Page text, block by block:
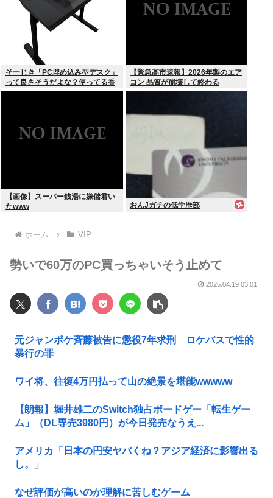
そーじき「PC埋め込み型デスク」
って良さそうだよな？使ってる香
具師いるか？
【緊急高市速報】2026年製のエア
コン 品質が崩壊して終わる
【画像】スーパー銭湯に嫌儲君い
たwww
おんJガチの低学歴部
ホーム VIP
勢いで60万のPC買っちゃいそう止めて
2025.04.19 03:01
元ジャンポケ斉藤被告に懲役7年求刑 ロケバスで性的
暴行の罪
ワイ将、往復4万円払って山の絶景を堪能wwwww
【朗報】堀井雄二のSwitch独占ボードゲー「転生ゲー
ム」（DL専売3980円）が今日発売なうえ...
アメリカ「日本の円安ヤバくね？アジア経済に影響出る
し。」
なぜ評価が高いのか理解に苦しむゲーム